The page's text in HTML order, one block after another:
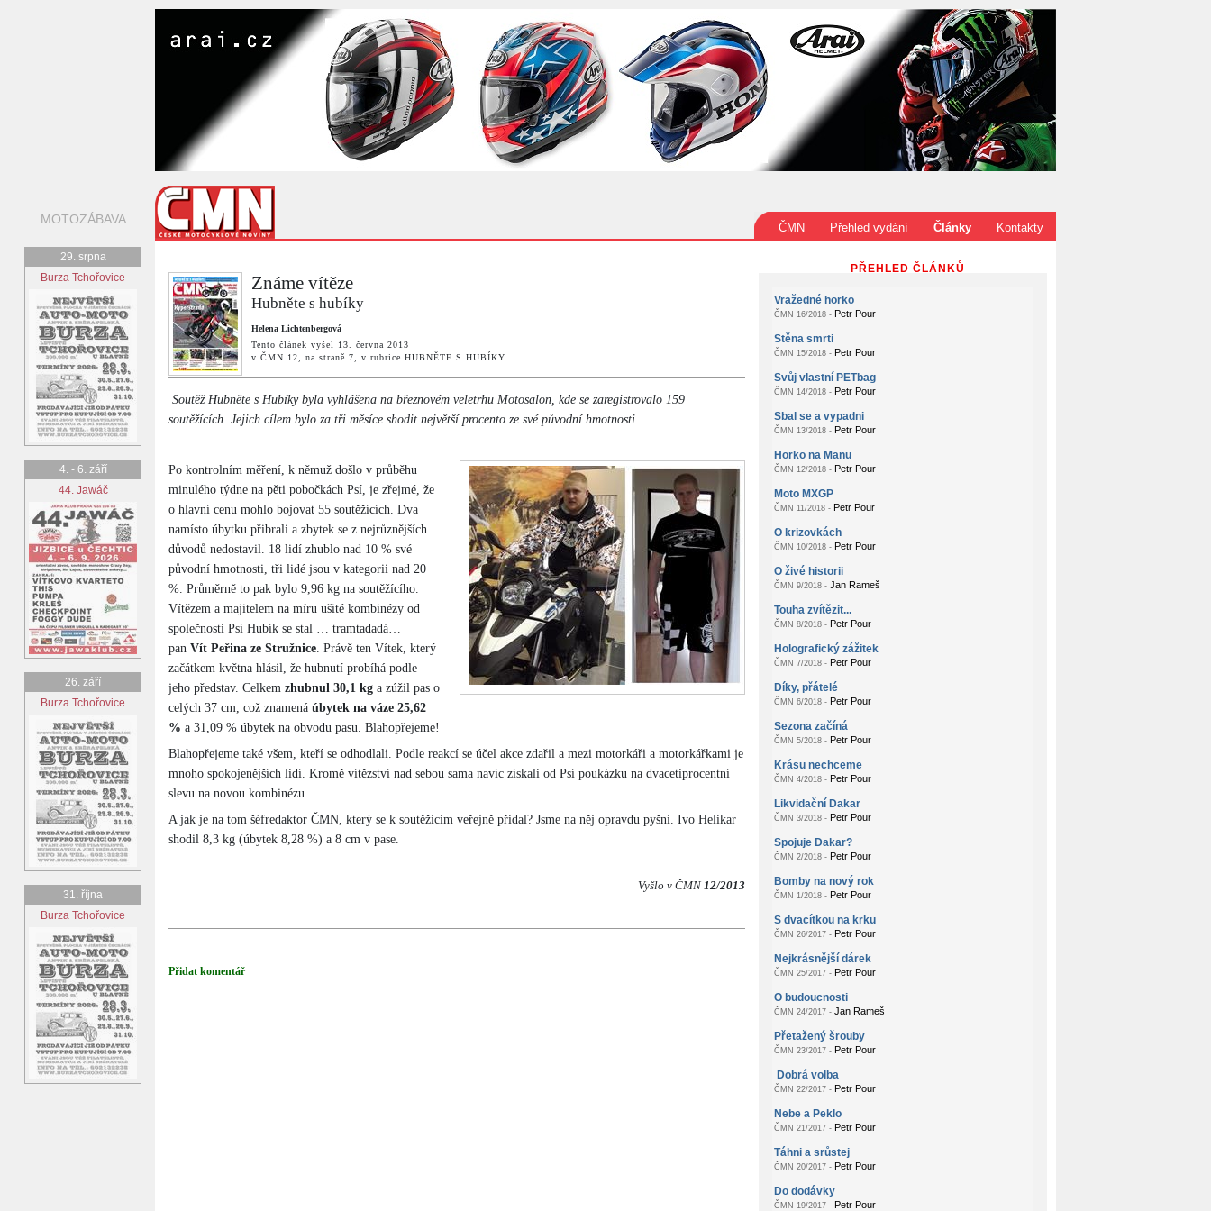
ČMN Přehled vydání Články Kontakty
Známe vítěze
Hubněte s hubíky
Helena Lichtenbergová
Tento článek vyšel 13. června 2013
v ČMN 12, na straně 7, v rubrice HUBNĚTE S HUBÍKY
Soutěž Hubněte s Hubíky byla vyhlášena na březnovém veletrhu Motosalon, kde se zaregistrovalo 159
soutěžících. Jejich cílem bylo za tři měsíce shodit největší procento ze své původní hmotnosti.
Po kontrolním měření, k němuž došlo v průběhu
minulého týdne na pěti pobočkách Psí, je zřejmé, že
o hlavní cenu mohlo bojovat 55 soutěžících. Dva
namísto úbytku přibrali a zbytek se z nejrůznějších
důvodů nedostavil. 18 lidí zhublo nad 10 % své
původní hmotnosti, tři lidé jsou v kategorii nad 20
%. Průměrně to pak bylo 9,96 kg na soutěžícího.
Vítězem a majitelem na míru ušité kombinézy od
společnosti Psí Hubík se stal … tramtadadá…
pan Vít Peřina ze Stružnice. Právě ten Vítek, který
začátkem května hlásil, že hubnutí probíhá podle
jeho představ. Celkem zhubnul 30,1 kg a zúžil pas o
celých 37 cm, což znamená úbytek na váze 25,62
% a 31,09 % úbytek na obvodu pasu. Blahopřejeme!
Blahopřejeme také všem, kteří se odhodlali. Podle reakcí se účel akce zdařil a mezi motorkáři a motorkářkami je
mnoho spokojenějších lidí. Kromě vítězství nad sebou sama navíc získali od Psí poukázku na dvacetiprocentní
slevu na novou kombinézu.
A jak je na tom šéfredaktor ČMN, který se k soutěžícím veřejně přidal? Jsme na něj opravdu pyšní. Ivo Helikar
shodil 8,3 kg (úbytek 8,28 %) a 8 cm v pase.
Vyšlo v ČMN 12/2013
Přidat komentář
PŘEHLED ČLÁNKŮ
Vražedné horko
ČMN 16/2018 - Petr Pour
Stěna smrti
ČMN 15/2018 - Petr Pour
Svůj vlastní PETbag
ČMN 14/2018 - Petr Pour
Sbal se a vypadni
ČMN 13/2018 - Petr Pour
Horko na Manu
ČMN 12/2018 - Petr Pour
Moto MXGP
ČMN 11/2018 - Petr Pour
O krizovkách
ČMN 10/2018 - Petr Pour
O živé historii
ČMN 9/2018 - Jan Rameš
Touha zvítězit...
ČMN 8/2018 - Petr Pour
Holografický zážitek
ČMN 7/2018 - Petr Pour
Díky, přátelé
ČMN 6/2018 - Petr Pour
Sezona začíná
ČMN 5/2018 - Petr Pour
Krásu nechceme
ČMN 4/2018 - Petr Pour
Likvidační Dakar
ČMN 3/2018 - Petr Pour
Spojuje Dakar?
ČMN 2/2018 - Petr Pour
Bomby na nový rok
ČMN 1/2018 - Petr Pour
S dvacítkou na krku
ČMN 26/2017 - Petr Pour
Nejkrásnější dárek
ČMN 25/2017 - Petr Pour
O budoucnosti
ČMN 24/2017 - Jan Rameš
Přetažený šrouby
ČMN 23/2017 - Petr Pour
Dobrá volba
ČMN 22/2017 - Petr Pour
Nebe a Peklo
ČMN 21/2017 - Petr Pour
Táhni a srůstej
ČMN 20/2017 - Petr Pour
Do dodávky
ČMN 19/2017 - Petr Pour
MOTOZÁBAVA
29. srpna
Burza Tchořovice
4. - 6. září
44. Jawáč
26. září
Burza Tchořovice
31. října
Burza Tchořovice